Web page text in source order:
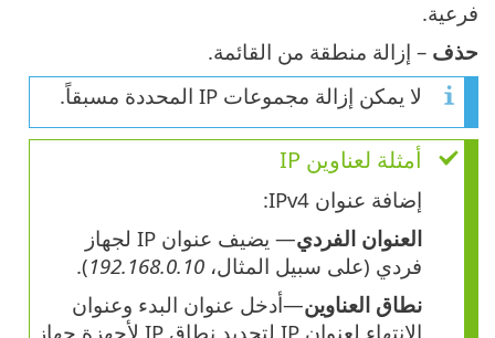
فرعية.
حذف – إزالة منطقة من القائمة.
لا يمكن إزالة مجموعات IP المحددة مسبقاً.
أمثلة لعناوين IP
إضافة عنوان IPv4:
العنوان الفردي
— يضيف عنوان IP لجهاز
فردي (على سبيل المثال، 192.168.0.10
).
نطاق العناوين—أدخل عنوان البدء وعنوان
الانتهاء لعنوان IP لتحديد نطاق IP لأجهزة جهاز